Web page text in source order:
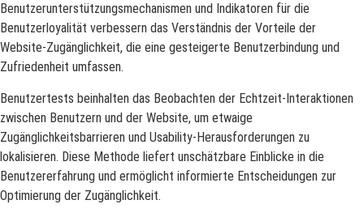
Benutzerunterstützungsmechanismen und Indikatoren für die
Benutzerloyalität verbessern das Verständnis der Vorteile der
Website-Zugänglichkeit, die eine gesteigerte Benutzerbindung und
Zufriedenheit umfassen.
Benutzertests beinhalten das Beobachten der Echtzeit-Interaktionen
zwischen Benutzern und der Website, um etwaige
Zugänglichkeitsbarrieren und Usability-Herausforderungen zu
lokalisieren. Diese Methode liefert unschätzbare Einblicke in die
Benutzererfahrung und ermöglicht informierte Entscheidungen zur
Optimierung der Zugänglichkeit.